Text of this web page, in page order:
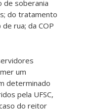
de soberania
do tratamento
rua; da COP
um
determinado
pela UFSC,
do reitor